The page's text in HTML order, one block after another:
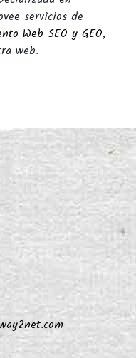
servicios de
Web SEO y GEO,
web.